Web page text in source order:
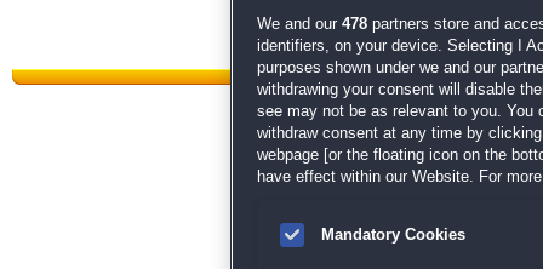
Datenschutz| AGB|Impressum
We and our 478 partners store and
identifiers, on your device. Selecting I
purposes shown under we and our
withdrawing your consent will disable
see may not be as relevant to you. You
withdraw consent at any time by
webpage [or the floating icon on the
have effect within our Website. For
Mandatory Cookies